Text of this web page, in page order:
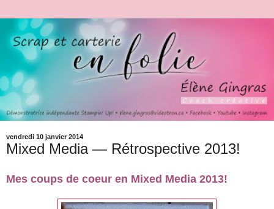
vendredi 10 janvier 2014
Mixed Media — Rétrospective 2013!
Mes coups de coeur en Mixed Media 2013!